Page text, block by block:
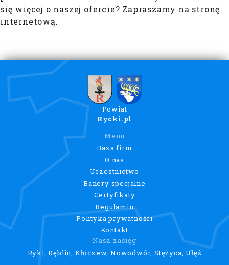
się więcej o naszej ofercie? Zapraszamy na stronę
internetową.
Powiat
Rycki.pl
Menu
Baza firm
O nas
Uczestnictwo
Banery specjalne
Certyfikaty
Regulamin
Polityka prywatności
Kontakt
Nasz zasięg
Ryki, Dęblin, Kłoczew, Nowodwór, Stężyca, Ułęż